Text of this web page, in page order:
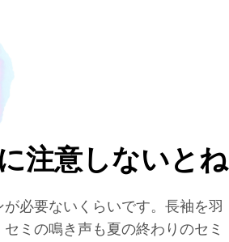
注意しないとね
必要ないくらいです。長袖を羽
ミの鳴き声も夏の終わりのセミ